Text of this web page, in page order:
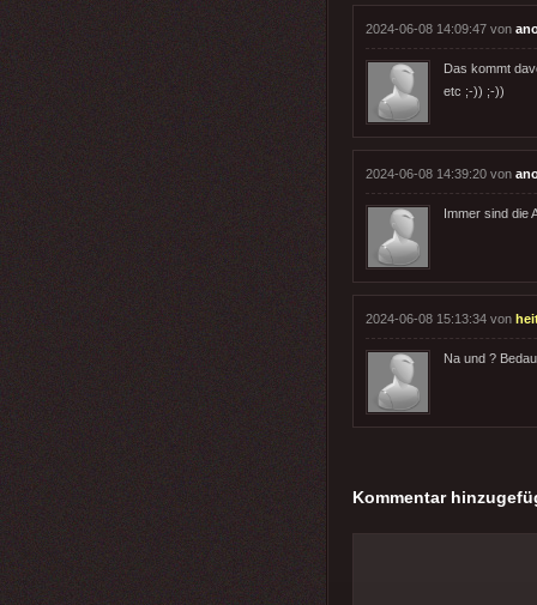
2024-06-08 14:09:47 von
Das kommt
etc ;-)) ;-))
2024-06-08 14:39:20 von
Immer sind die
2024-06-08 15:13:34 von
Na und ?
Kommentar